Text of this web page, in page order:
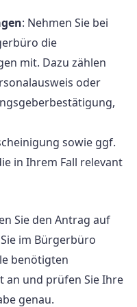
: Nehmen Sie bei
die
mit. Dazu zählen
oder
sowie ggf.
in Ihrem Fall relevant
Sie den Antrag auf
im Bürgerbüro
benötigten
und prüfen Sie Ihre
genau.